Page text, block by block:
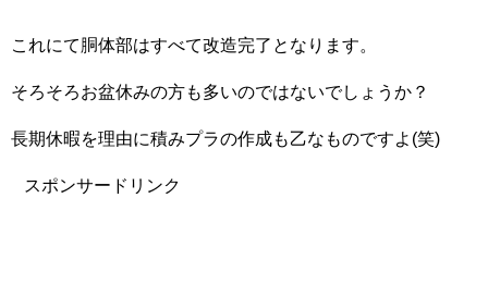
これにて胴体部はすべて改造完了となります。
そろそろお盆休みの方も多いのではないでしょうか？
長期休暇を理由に積みプラの作成も乙なものですよ(笑)
スポンサードリンク